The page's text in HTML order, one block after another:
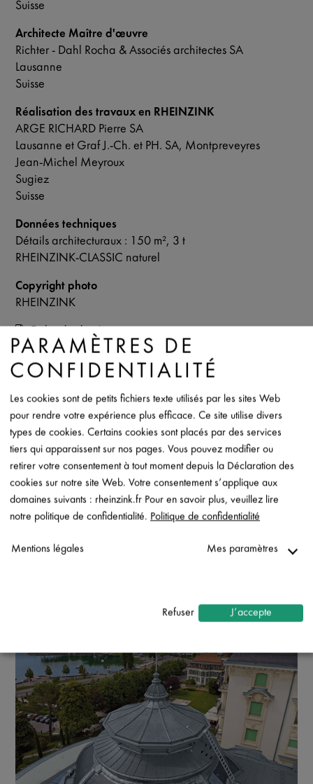
Suisse
Architecte Maître d'œuvre
Richter - Dahl Rocha & Associés architectes SA
Lausanne
Suisse
Réalisation des travaux en RHEINZINK
ARGE RICHARD Pierre SA
Lausanne et Graf J.-Ch. et PH. SA, Montpreveyres
Jean-Michel Meyroux
Sugiez
Suisse
Données techniques
Détails architecturaux : 150 m², 3 t
RHEINZINK-CLASSIC naturel
Copyright photo
RHEINZINK
Fiche de donées
PARAMÈTRES DE
CONFIDENTIALITÉ
Les cookies sont de petits fichiers texte utilisés par les sites Web
pour rendre votre expérience plus efficace. Ce site utilise divers
types de cookies. Certains cookies sont placés par des services
tiers qui apparaissent sur nos pages. Vous pouvez modifier ou
retirer votre consentement à tout moment depuis la Déclaration des
cookies sur notre site Web. Votre consentement s’applique aux
domaines suivants : rheinzink.fr Pour en savoir plus, veuillez lire
notre politique de confidentialité. Politique de confidentialité
Mentions légales Mes paramètres
Marketing
↓ 10 services
Activer ou désactiver tous les services
Utilisez ce commutateur pour activer ou désactiver tous les
services.
Refuser J’accepte